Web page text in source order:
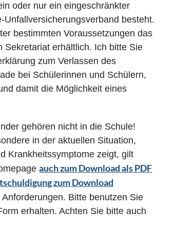
oder nur ein eingeschränkter
besteht.
bestimmten Voraussetzungen das
Sekretariat erhältlich. Ich bitte Sie
zum Verlassen des
bei Schülerinnen und Schülern,
damit die Möglichkeit eines
gehören nicht in die Schule!
in der aktuellen Situation,
Krankheitssymptome zeigt, gilt
auch zum Download als PDF
zum Download
Bitte benutzen Sie
erhalten. Achten Sie bitte auch